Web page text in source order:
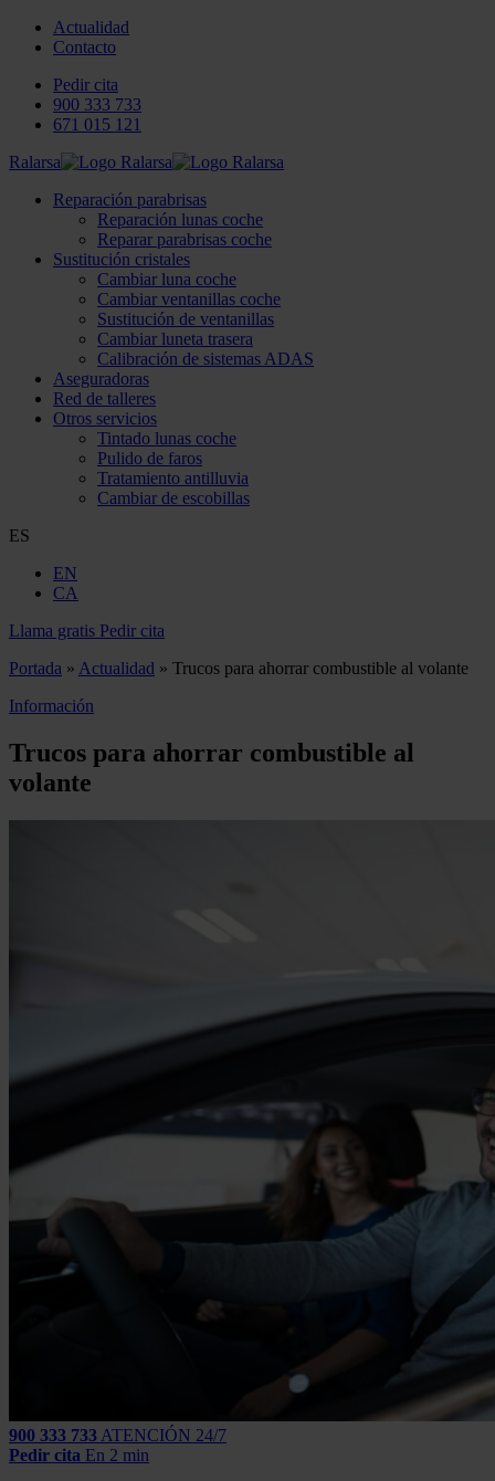
Actualidad
Contacto
Pedir cita
900 333 733
671 015 121
Ralarsa
Reparación parabrisas
Reparación lunas coche
Reparar parabrisas coche
Sustitución cristales
Cambiar luna coche
Cambiar ventanillas coche
Sustitución de ventanillas
Cambiar luneta trasera
Calibración de sistemas ADAS
Aseguradoras
Red de talleres
Otros servicios
Tintado lunas coche
Pulido de faros
Tratamiento antilluvia
Cambiar de escobillas
ES
EN
CA
Llama gratis Pedir cita
Portada » Actualidad » Trucos para ahorrar combustible al volante
Información
Trucos para ahorrar combustible al
volante
900 333 733 ATENCIÓN 24/7
Pedir cita En 2 min